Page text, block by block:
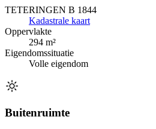
TETERINGEN B 1844
Kadastrale kaart
Oppervlakte
294 m²
Eigendomssituatie
Volle eigendom
Buitenruimte